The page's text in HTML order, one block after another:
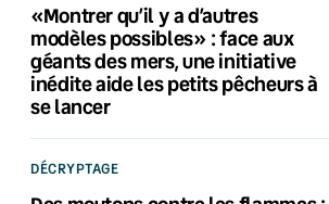
«Montrer qu’il y a d’autres
modèles possibles» : face aux
géants des mers, une initiative
inédite aide les petits pêcheurs à
se lancer
DÉCRYPTAGE